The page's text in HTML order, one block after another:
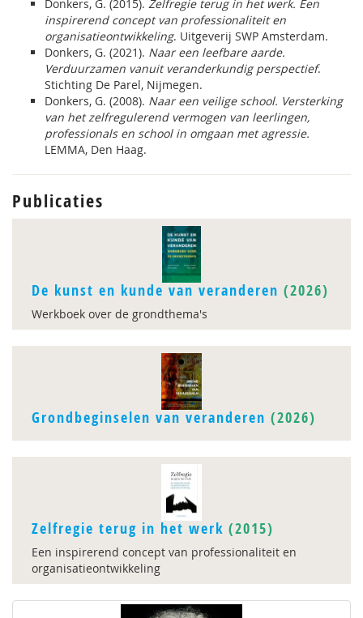
Donkers, G. (2015). Zelfregie terug in het werk. Een
inspirerend concept van professionaliteit en
organisatieontwikkeling. Uitgeverij SWP Amsterdam.
Donkers, G. (2021). Naar een leefbare aarde.
Verduurzamen vanuit veranderkundig perspectief.
Stichting De Parel, Nijmegen.
Donkers, G. (2008). Naar een veilige school. Versterking
van het zelfregulerend vermogen van leerlingen,
professionals en school in omgaan met agressie.
LEMMA, Den Haag.
Publicaties
De kunst en kunde van veranderen (2026)
Werkboek over de grondthema's
Grondbeginselen van veranderen (2026)
Zelfregie terug in het werk (2015)
Een inspirerend concept van professionaliteit en
organisatieontwikkeling